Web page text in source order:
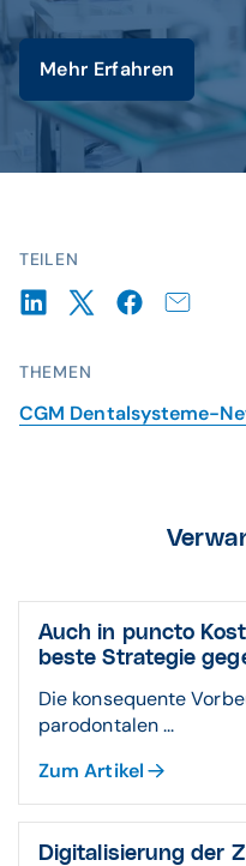
TEILEN
THEMEN
CGM Dentalsysteme-
Mehr Erfahren
Auch in puncto
beste Strategie
Die konsequente
parodontalen ...
Zum Artikel
Digitalisierung der